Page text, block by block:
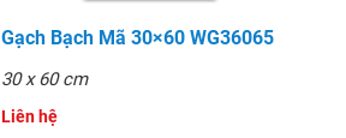
Gạch Bạch Mã 30×60 WG36065
30 x 60 cm
Liên hệ